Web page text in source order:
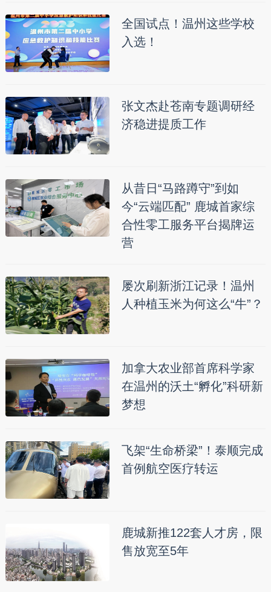
全国试点！温州这些学校
入选！
张文杰赴苍南专题调研经
济稳进提质工作
从昔日“马路蹲守”到如
今“云端匹配” 鹿城首家综
合性零工服务平台揭牌运
营
屡次刷新浙江记录！温州
人种植玉米为何这么“牛”？
加拿大农业部首席科学家
在温州的沃土“孵化”科研新
梦想
飞架“生命桥梁”！泰顺完成
首例航空医疗转运
鹿城新推122套人才房，限
售放宽至5年